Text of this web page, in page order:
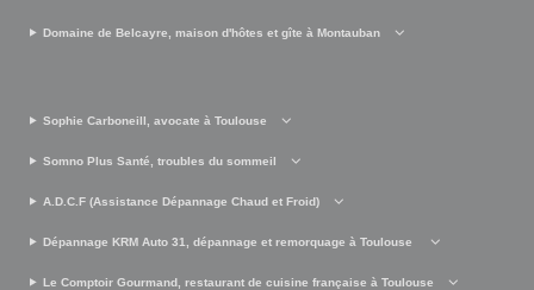
Domaine de Belcayre, maison d'hôtes et gîte à Montauban
Sophie Carboneill, avocate à Toulouse
Somno Plus Santé, troubles du sommeil
A.D.C.F (Assistance Dépannage Chaud et Froid)
Dépannage KRM Auto 31, dépannage et remorquage à Toulouse
Le Comptoir Gourmand, restaurant de cuisine française à Toulouse